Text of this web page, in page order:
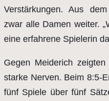
Verstärkungen. Aus
zwar alle Damen weiter.
eine erfahrene Spielerin
Gegen Meiderich
starke Nerven. Beim 8:5-
fünf Spiele über fünf